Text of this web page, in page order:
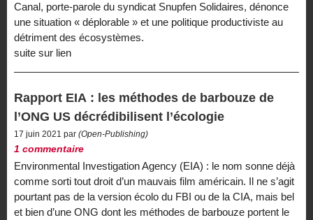
Canal, porte-parole du syndicat Snupfen Solidaires, dénonce
une situation « déplorable » et une politique productiviste au
détriment des écosystèmes.
suite sur lien
Rapport EIA : les méthodes de barbouze de
l’ONG US décrédibilisent l’écologie
17 juin 2021 par (Open-Publishing)
1 commentaire
Environmental Investigation Agency (EIA) : le nom sonne déjà
comme sorti tout droit d’un mauvais film américain. Il ne s’agit
pourtant pas de la version écolo du FBI ou de la CIA, mais bel
et bien d’une ONG dont les méthodes de barbouze portent le